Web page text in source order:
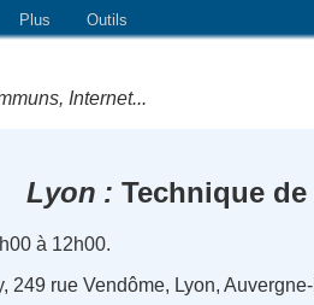
Plus Outils
Internet...
Lyon Technique
à 12h00.
249 rue Vendôme, Lyon,